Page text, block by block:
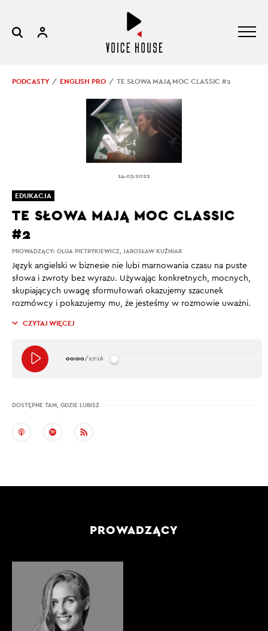
PODCASTY ENGLISH PRO TE SŁOWA MAJĄ MOC CLASSIC #2
14.03.2022
PROWADZĄCY: OLGA PIETRYKIEWICZ, JAROSŁAW KUŹNIAR
TE SŁOWA MAJĄ MOC CLASSIC
#2
Język angielski w biznesie nie lubi marnowania czasu na puste
słowa i zwroty bez wyrazu. Używając konkretnych, mocnych,
skupiających uwagę sformułowań okazujemy szacunek
rozmówcy i pokazujemy mu, że jesteśmy w rozmowie uważni.
CZYTAJ WIĘCEJ
00:00/27:16
DOSTĘPNE TAM, GDZIE LUBISZ
EDUKACJA
PROWADZĄCY